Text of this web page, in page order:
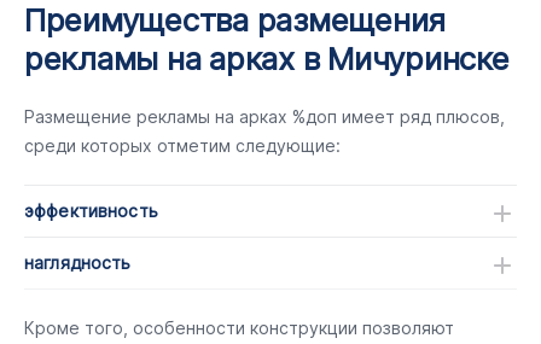
Преимущества размещения
рекламы на арках в Мичуринске
Размещение рекламы на арках %доп имеет ряд плюсов,
среди которых отметим следующие:
эффективность
наглядность
Кроме того, особенности конструкции позволяют